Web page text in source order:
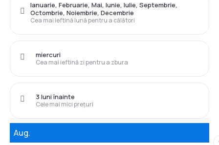
Cea mai ieftină lună pentru a călători
Ianuarie, Februarie, Mai, Iunie, Iulie, Septembrie,
Octombrie, Noiembrie, Decembrie
Cea mai ieftină zi pentru a zbura
miercuri
Cele mai mici prețuri
3 luni înainte
Aug.